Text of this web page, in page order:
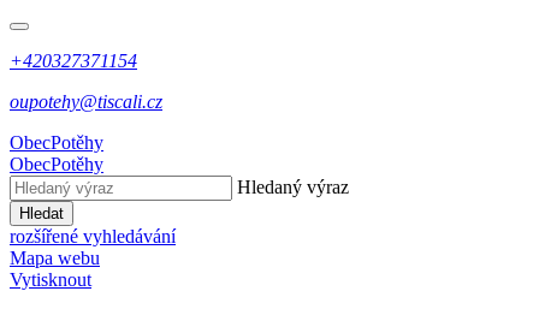
+420327371154
oupotehy@tiscali.cz
ObecPotěhy
ObecPotěhy
Hledaný výraz
Hledat
rozšířené vyhledávání
Mapa webu
Vytisknout